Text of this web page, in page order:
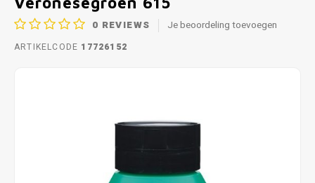
0 REVIEWS Je beoordeling toevoegen
ARTIKELCODE 17726152